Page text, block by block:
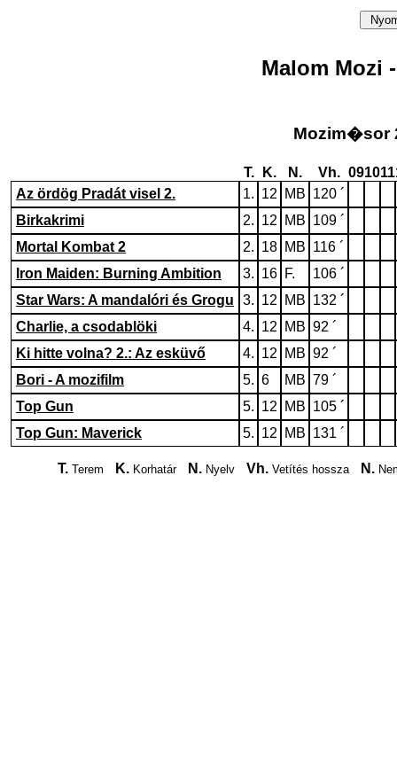
Malom Mozi
Mozim�sor
T. K. N. Vh. 091011
Az ördög Pradát visel 2.
1. 12 MB 120 ´
Birkakrimi
2. 12 MB 109 ´
Mortal Kombat 2
2. 18 MB 116 ´
Iron Maiden: Burning Ambition
3. 16 F.
106 ´
Star Wars: A mandalóri és Grogu
3. 12 MB 132 ´
Charlie, a csodablöki
4. 12 MB 92 ´
Ki hitte volna? 2.: Az esküvő
4. 12 MB 92 ´
Bori - A mozifilm
5. 6 MB 79 ´
Top Gun
5. 12 MB 105 ´
Top Gun: Maverick
5. 12 MB 131 ´
T. Terem K. Korhatár N. Nyelv Vh. Vetítés hossza N.